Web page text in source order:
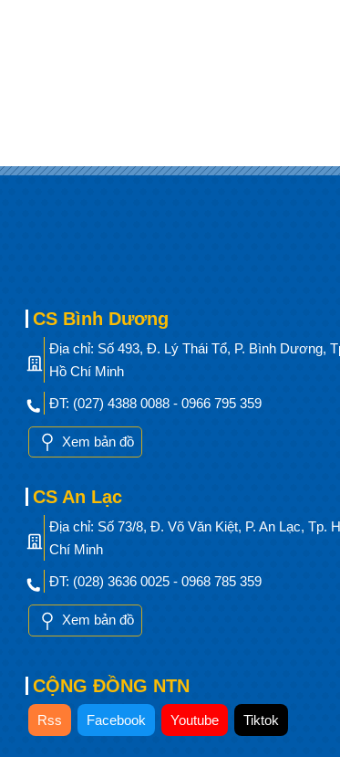
CS Bình Dương
Địa chỉ: Số 493, Đ. Lý Thái Tổ, P. Bình Dương,
Hồ Chí Minh
ĐT: (027) 4388 0088 - 0966 795 359
Xem bản đồ
CS An Lạc
Địa chỉ: Số 73/8, Đ. Võ Văn Kiệt, P. An Lạc, Tp.
Chí Minh
ĐT: (028) 3636 0025 - 0968 785 359
Xem bản đồ
CỘNG ĐỒNG NTN
Rss Facebook Youtube Tiktok